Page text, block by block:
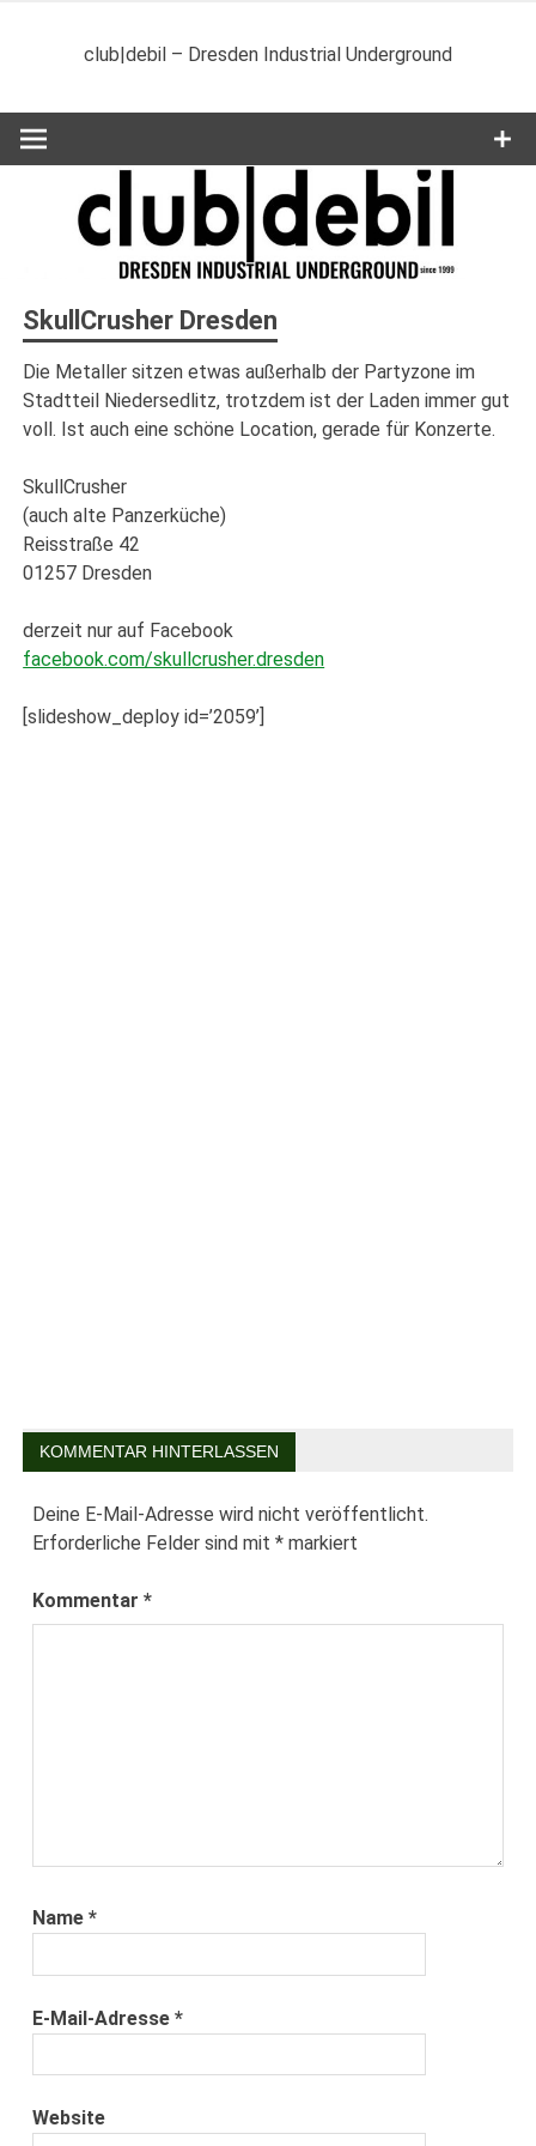
club|debil – Dresden Industrial Underground
SkullCrusher Dresden
Die Metaller sitzen etwas außerhalb der Partyzone im
Stadtteil Niedersedlitz, trotzdem ist der Laden immer gut
voll. Ist auch eine schöne Location, gerade für Konzerte.
SkullCrusher
(auch alte Panzerküche)
Reisstraße 42
01257 Dresden
derzeit nur auf Facebook
facebook.com/skullcrusher.dresden
[slideshow_deploy id=’2059’]
KOMMENTAR HINTERLASSEN
Deine E-Mail-Adresse wird nicht veröffentlicht.
Erforderliche Felder sind mit* markiert
Kommentar*
Name*
E-Mail-Adresse*
Website